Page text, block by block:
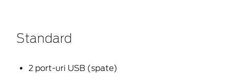
Standard
2 port-uri USB (spate)